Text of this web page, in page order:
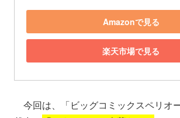
Amazonで見る
楽天市場で見る
今回は、「ビッグコミックスペリオ